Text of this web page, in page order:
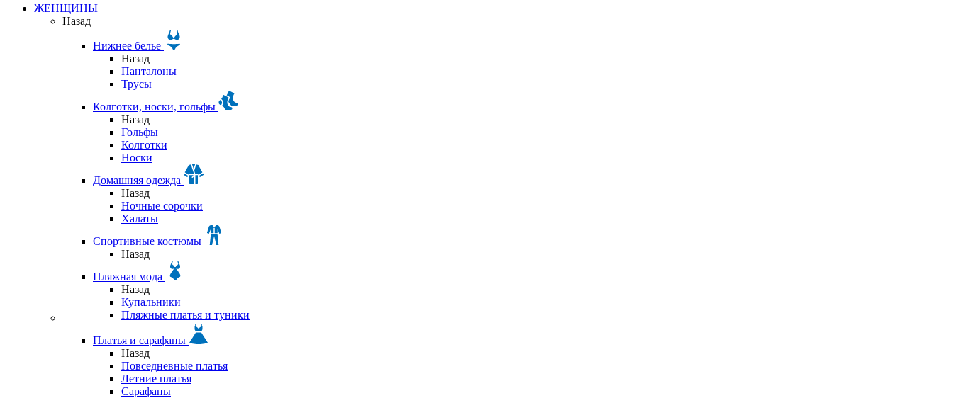
ЖЕНЩИНЫ
Назад
Нижнее белье
Назад
Панталоны
Трусы
Колготки, носки, гольфы
Назад
Гольфы
Колготки
Носки
Домашняя одежда
Назад
Ночные сорочки
Халаты
Спортивные костюмы
Назад
Пляжная мода
Назад
Купальники
Пляжные платья и туники
Платья и сарафаны
Назад
Повседневные платья
Летние платья
Сарафаны